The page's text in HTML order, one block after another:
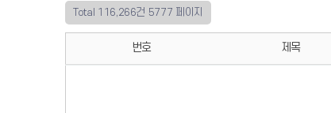
Total 116,266건 5777 페이지
번호 제목